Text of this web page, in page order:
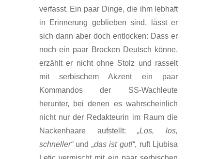
verfasst. Ein paar Dinge, die ihm lebhaft
in Erinnerung geblieben sind, lässt er
sich dann aber doch entlocken: Dass er
noch ein paar Brocken Deutsch könne,
erzählt er nicht ohne Stolz und rasselt
mit serbischem Akzent ein paar
Kommandos der SS-Wachleute
herunter, bei denen es wahrscheinlich
nicht nur der Redakteurin im Raum die
Nackenhaare aufstellt:„Los, los,
schneller“und „das ist gut!“, ruft Ljubisa